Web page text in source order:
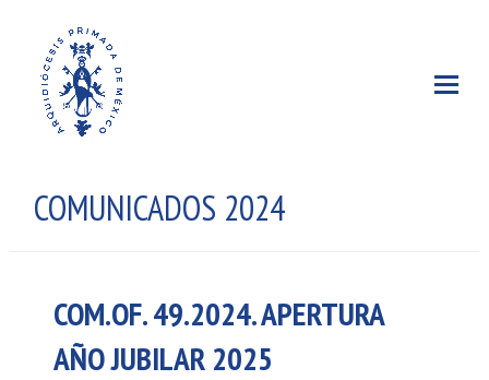
COMUNICADOS 2024
COM.OF. 49.2024. APERTURA
AÑO JUBILAR 2025